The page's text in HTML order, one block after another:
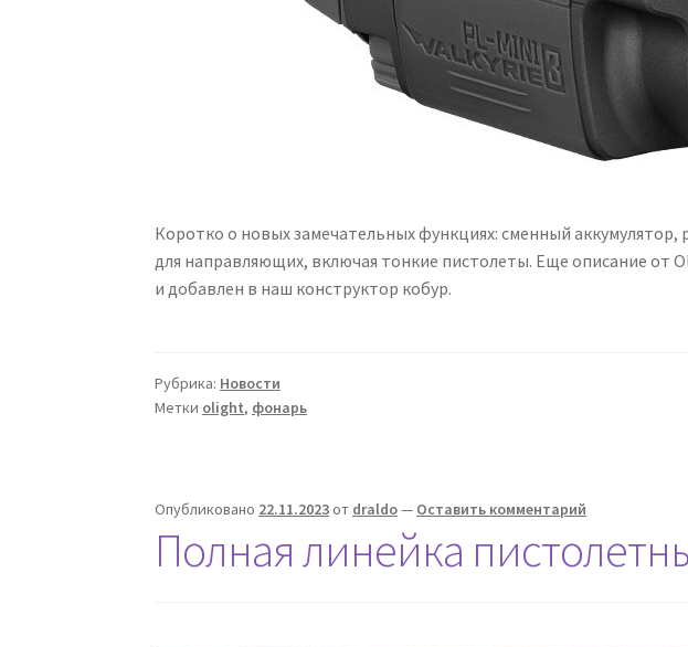
Коротко о новых замечательных функциях: сменный
для направляющих, включая тонкие пистолеты. Еще описание от
и добавлен в наш конструктор кобур.
Рубрика: Новости
Метки olight, фонарь
Опубликовано 22.11.2023от draldo— Оставить комментарий
Полная линейка